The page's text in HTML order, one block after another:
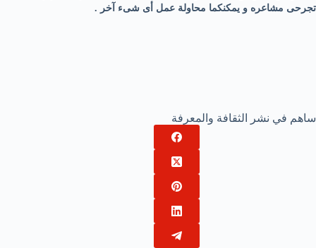
تجرحى مشاعره و يمكنكما محاولة عمل أى شىء آخر .
ساهم في نشر الثقافة والمعرفة